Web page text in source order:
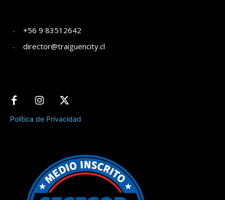
+56 9 83512642
director@traiguencity.cl
Política de Privacidad